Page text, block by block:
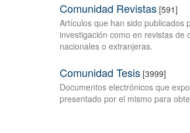
Comunidad Revistas [591]
Artículos que han sido publicados
investigación como en revistas de
nacionales o extranjeras.
Comunidad Tesis [3999]
Documentos electrónicos que
presentado por el mismo para